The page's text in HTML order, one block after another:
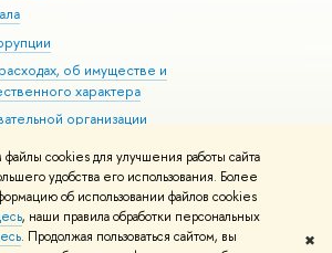
cookies для улучшения работы сайта
удобства его использования. Более
об использовании файлов cookies
, наши правила обработки персональных
. Продолжая пользоваться сайтом, вы
✖
об имуществе и
характера
организации
возможностями здоровья